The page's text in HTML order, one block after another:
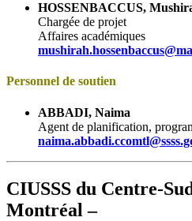
HOSSENBACCUS,
Chargée de projet
Affaires académiques
Personnel de soutien
ABBADI, Naima
Agent de planification,
CIUSSS du Centre-
Montréal –